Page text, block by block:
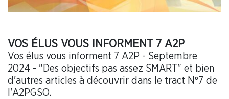
VOS ÉLUS VOUS INFORMENT 7 A2P
Vos élus vous informent 7 A2P - Septembre
2024 - "Des objectifs pas assez SMART" et bien
d'autres articles à découvrir dans le tract N°7 de
l'A2PGSO.